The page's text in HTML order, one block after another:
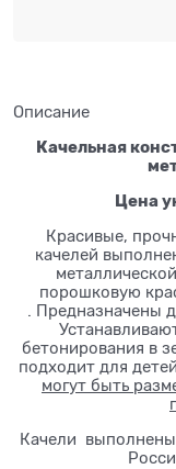
Описание
Качельная
Цена
Красивые,
качелей
порошковую
. Предназначены
бетонирования в
подходит для
могут быть
Качели выполнены